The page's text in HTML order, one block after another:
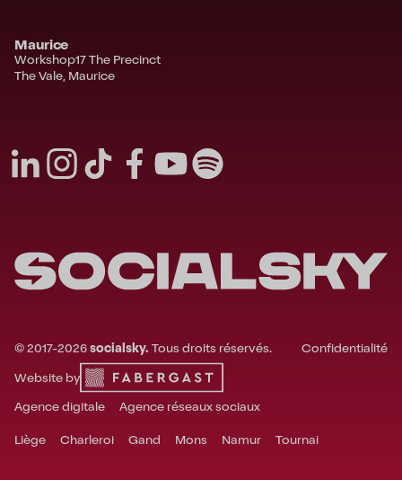
Maurice
Workshop17 The Precinct
The Vale, Maurice
©2017-2026socialsky.Tous droits réservés.
Confidentialité
Website by
Agence digitale
Agence réseaux sociaux
Liège
Charleroi Gand Mons Namur Tournai